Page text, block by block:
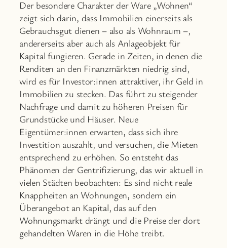
Der besondere Charakter der Ware „Wohnen“
zeigt sich darin, dass Immobilien einerseits als
Gebrauchsgut dienen – also als Wohnraum –,
andererseits aber auch als Anlageobjekt für
Kapital fungieren. Gerade in Zeiten, in denen die
Renditen an den Finanzmärkten niedrig sind,
wird es für Investor:innen attraktiver, ihr Geld in
Immobilien zu stecken. Das führt zu steigender
Nachfrage und damit zu höheren Preisen für
Grundstücke und Häuser. Neue
Eigentümer:innen erwarten, dass sich ihre
Investition auszahlt, und versuchen, die Mieten
entsprechend zu erhöhen. So entsteht das
Phänomen der Gentrifizierung, das wir aktuell in
vielen Städten beobachten: Es sind nicht reale
Knappheiten an Wohnungen, sondern ein
Überangebot an Kapital, das auf den
Wohnungsmarkt drängt und die Preise der dort
gehandelten Waren in die Höhe treibt.